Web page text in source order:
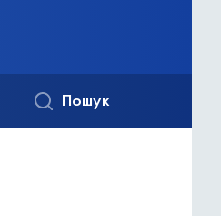
Пошук